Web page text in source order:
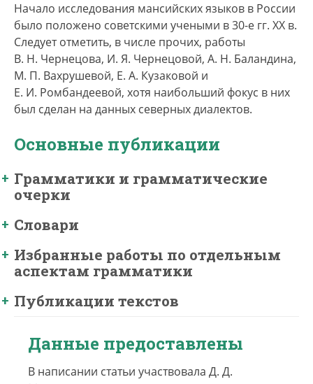
Начало исследования мансийских языков в России
было положено советскими учеными в 30-е гг. XX в.
Следует отметить, в числе прочих, работы
В. Н. Чернецова, И. Я. Чернецовой, А. Н. Баландина,
М. П. Вахрушевой, Е. А. Кузаковой и
Е. И. Ромбандеевой, хотя наибольший фокус в них
был сделан на данных северных диалектов.
Основные публикации
Грамматики и грамматические
очерки
Словари
Избранные работы по отдельным
аспектам грамматики
Публикации текстов
Данные предоставлены
В написании статьи участвовала Д. Д.